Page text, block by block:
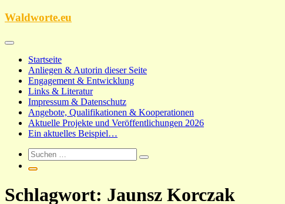
Zum
Waldworte.eu
Startseite
Anliegen & Autorin dieser Seite
Engagement & Entwicklung
Links & Literatur
Impressum & Datenschutz
Angebote, Qualifikationen & Kooperationen
Aktuelle Projekte und Veröffentlichungen 2026
Ein aktuelles Beispiel…
Schlagwort: Jaunsz Korczak